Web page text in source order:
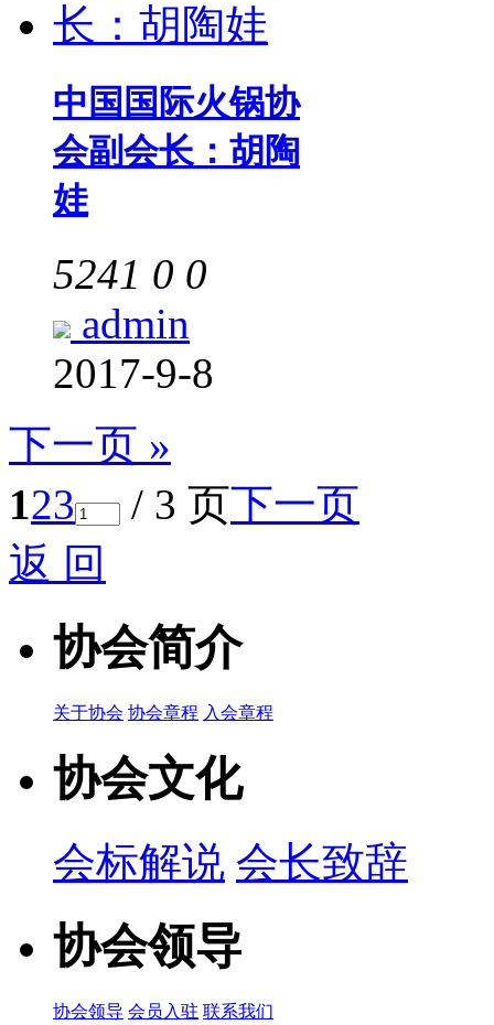
中国国际火锅协
会副会长：胡陶
娃
5241 0 0
admin
2017-9-8
下一页 »
123 / 3 页下一页
返 回
协会简介
关于协会 协会章程 入会章程
协会文化
会标解说 会长致辞
协会领导
协会领导 会员入驻 联系我们